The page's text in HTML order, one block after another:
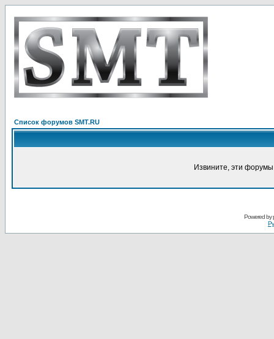
Список форумов SMT.RU
Извините, эти
Powered by